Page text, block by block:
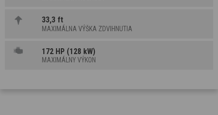
33,3 ft
MAXIMÁLNA VÝŠKA ZDVIHNUTIA
172 HP (128 kW)
MAXIMÁLNY VÝKON